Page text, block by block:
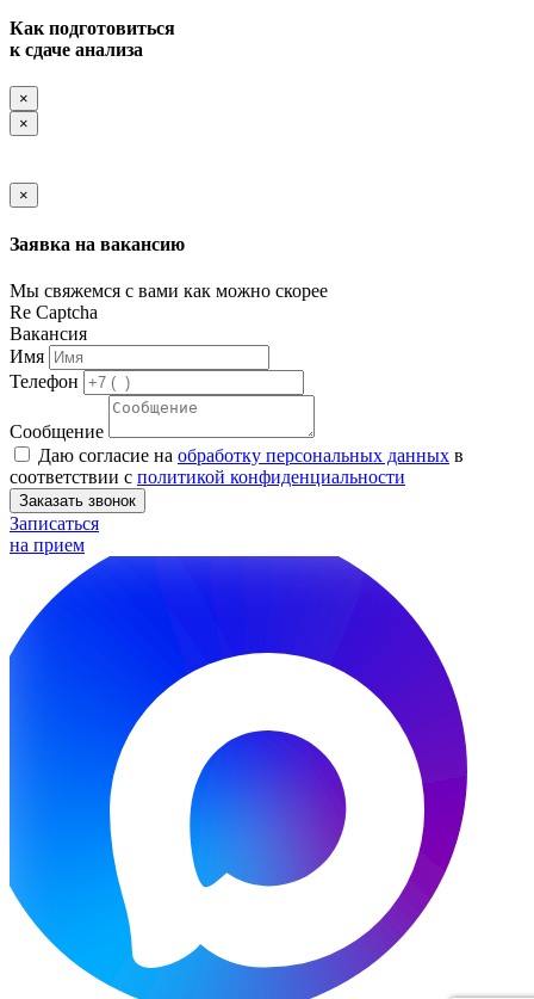
Как подготовиться
к сдаче анализа
×
×
×
Заявка на вакансию
Мы свяжемся с вами как можно скорее
Re Captcha
Вакансия
Имя
Телефон
Сообщение
Даю согласие на обработку персональных данных в
соответствии с политикой конфиденциальности
Заказать звонок
Записаться
на прием